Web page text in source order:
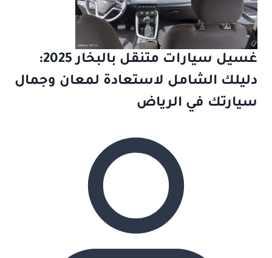
غسيل سيارات متنقل بالبخار 2025:
دليلك الشامل لاستعادة لمعان وجمال
سيارتك في الرياض